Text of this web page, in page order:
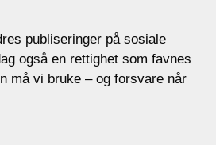
publiseringer på sosiale
også en rettighet som favnes
må vi bruke – og forsvare når